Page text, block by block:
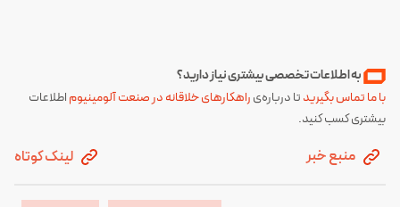
به اطلاعات تخصصی بیشتری نیاز دارید؟
با ما تماس بگیریدتا درباره‌یراهکارهای خلاقانه در صنعت آلومینیوماطلاعات
بیشتری کسب کنید.
منبع خبر لینک کوتاه